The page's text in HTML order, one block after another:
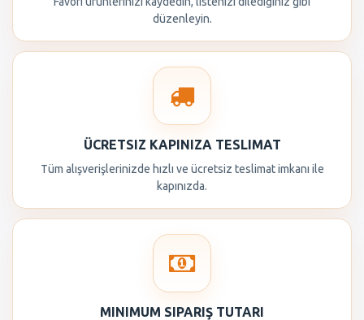
düzenleyin.
ÜCRETSIZ KAPINIZA TESLIMAT
Tüm alışverişlerinizde hızlı ve ücretsiz teslimat imkanı ile
kapınızda.
MINIMUM SIPARIŞ TUTARI